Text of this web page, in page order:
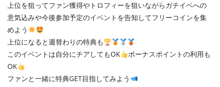
上位を狙ってファン獲得やトロフィーを狙いながらガチイベへの
意気込みや今後参加予定のイベントを告知してフリーコインを集
めよう
上位になると週替わりの特典も
このイベントは自分にチアしてもOK
ボーナスポイントの利用も
OK
ファンと一緒に特典GET目指してみよう